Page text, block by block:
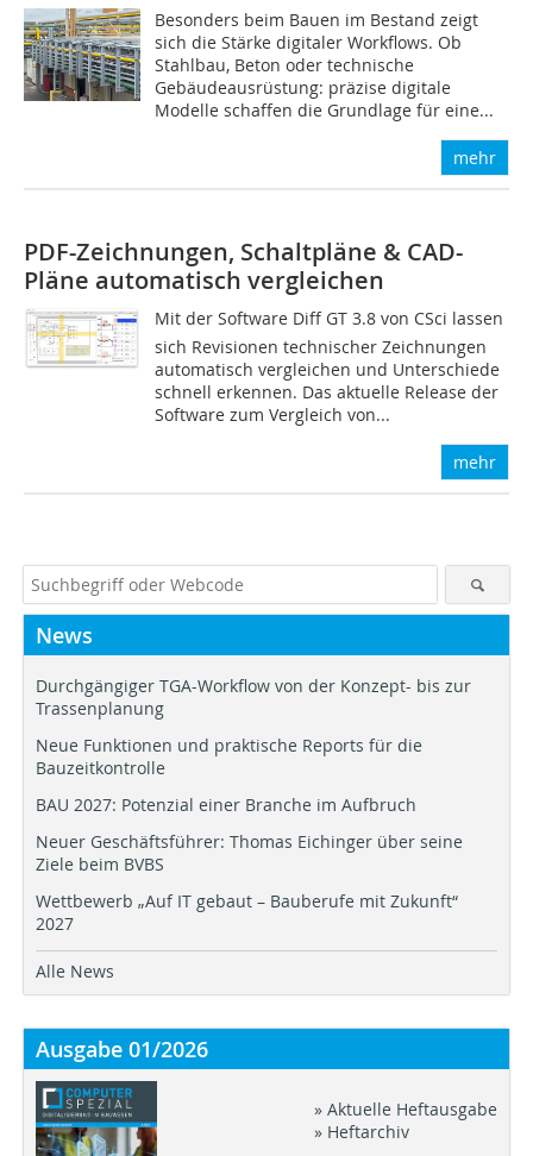
Besonders beim Bauen im Bestand zeigt
sich die Stärke digitaler Workflows. Ob
Stahlbau, Beton oder technische
Gebäudeausrüstung: präzise digitale
Modelle schaffen die Grundlage für eine...
mehr
PDF-Zeichnungen, Schaltpläne & CAD-
Pläne automatisch vergleichen
Mit der Software Diff GT 3.8 von CSci lassen
sich Revisionen technischer Zeichnungen
automatisch vergleichen und Unterschiede
schnell erkennen. Das aktuelle Release der
Software zum Vergleich von...
mehr
News
Durchgängiger TGA-Workflow von der Konzept- bis zur
Trassenplanung
Neue Funktionen und praktische Reports für die
Bauzeitkontrolle
BAU 2027: Potenzial einer Branche im Aufbruch
Neuer Geschäftsführer: Thomas Eichinger über seine
Ziele beim BVBS
Wettbewerb „Auf IT gebaut – Bauberufe mit Zukunft“
2027
Alle News
Ausgabe 01/2026
» Aktuelle Heftausgabe
» Heftarchiv